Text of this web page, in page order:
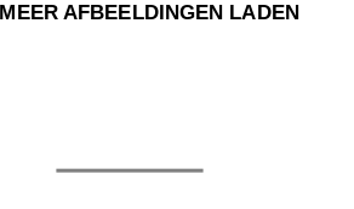
MEER AFBEELDINGEN LADEN